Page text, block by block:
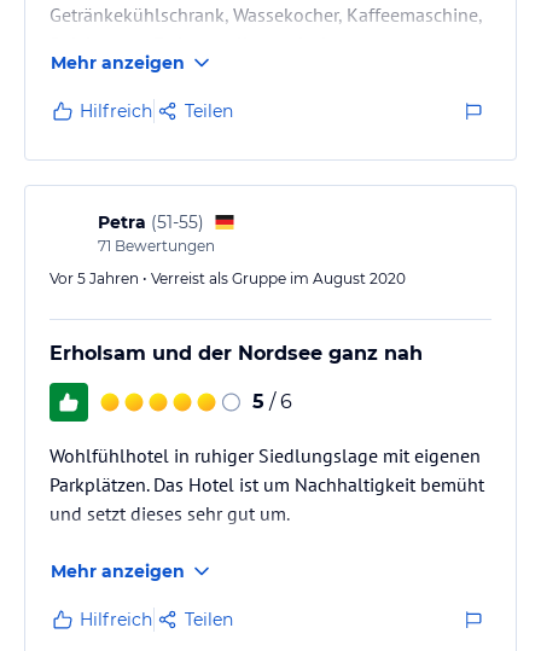
Getränkekühlschrank, Wassekocher, Kaffeemaschine,
Schlüsselhaken neben der Zimmertür und
Schubladen im Bad. Toll!!
Mehr anzeigen
Hilfreich Teilen
Petra (51-55)
71 Bewertungen
Vor 5 Jahren • Verreist als Gruppe im August 2020
Erholsam und der Nordsee ganz nah
5 / 6
Wohlfühlhotel in ruhiger Siedlungslage mit eigenen
Parkplätzen. Das Hotel ist um Nachhaltigkeit bemüht
und setzt dieses sehr gut um.
Mehr anzeigen
Hilfreich Teilen